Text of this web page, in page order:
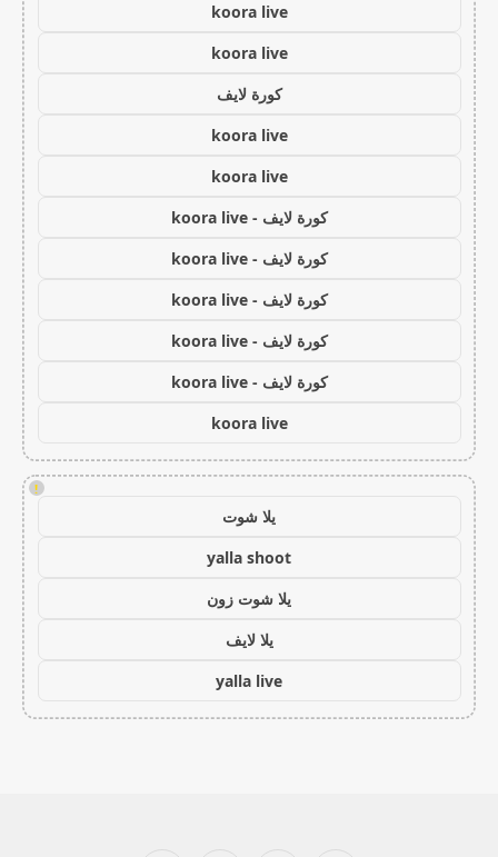
koora live
koora live
كورة لايف
koora live
koora live
كورة لايف - koora live
كورة لايف - koora live
كورة لايف - koora live
كورة لايف - koora live
كورة لايف - koora live
koora live
!
يلا شوت
yalla shoot
يلا شوت زون
يلا لايف
yalla live